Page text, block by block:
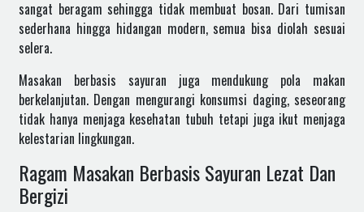
sangat beragam sehingga tidak membuat bosan. Dari tumisan
sederhana hingga hidangan modern, semua bisa diolah sesuai
selera.
Masakan berbasis sayuran juga mendukung pola makan
berkelanjutan. Dengan mengurangi konsumsi daging, seseorang
tidak hanya menjaga kesehatan tubuh tetapi juga ikut menjaga
kelestarian lingkungan.
Ragam Masakan Berbasis Sayuran Lezat Dan
Bergizi